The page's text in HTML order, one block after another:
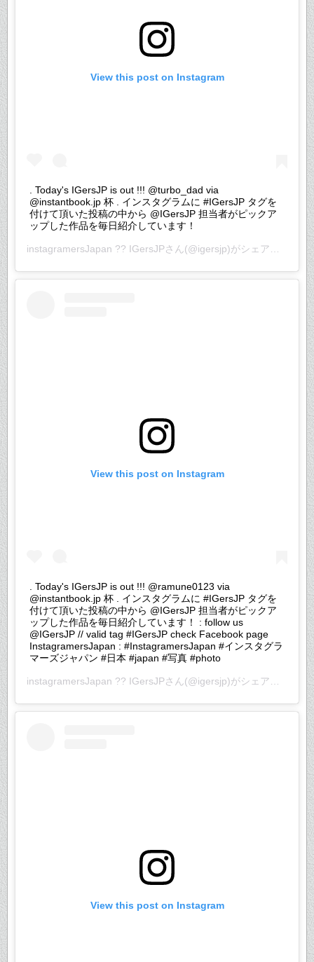
View this post on Instagram
. Today's IGersJP is out !!! @turbo_dad via
@instantbook.jp 杯 . インスタグラムに #IGersJP タグを
付けて頂いた投稿の中から @IGersJP 担当者がピックア
ップした作品を毎日紹介しています！
instagramersJapan ?? IGersJPさん(@igersjp)がシェアした投稿 –
View this post on Instagram
. Today's IGersJP is out !!! @ramune0123 via
@instantbook.jp 杯 . インスタグラムに #IGersJP タグを
付けて頂いた投稿の中から @IGersJP 担当者がピックア
ップした作品を毎日紹介しています！ : follow us
@IGersJP // valid tag #IGersJP check Facebook page
InstagramersJapan : #InstagramersJapan #インスタグラ
マーズジャパン #日本 #japan #写真 #photo
instagramersJapan ?? IGersJPさん(@igersjp)がシェアした投稿 –
View this post on Instagram